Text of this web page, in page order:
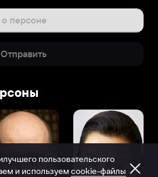
персоне
Отправить
пользовательского
и используем cookie-файлы